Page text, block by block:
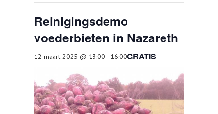
PUBLICATIES
TOOLS
AGENDA
CONTACT
Reinigingsdemo
voederbieten in Nazareth
12 maart 2025 @ 13:00 - 16:00GRATIS